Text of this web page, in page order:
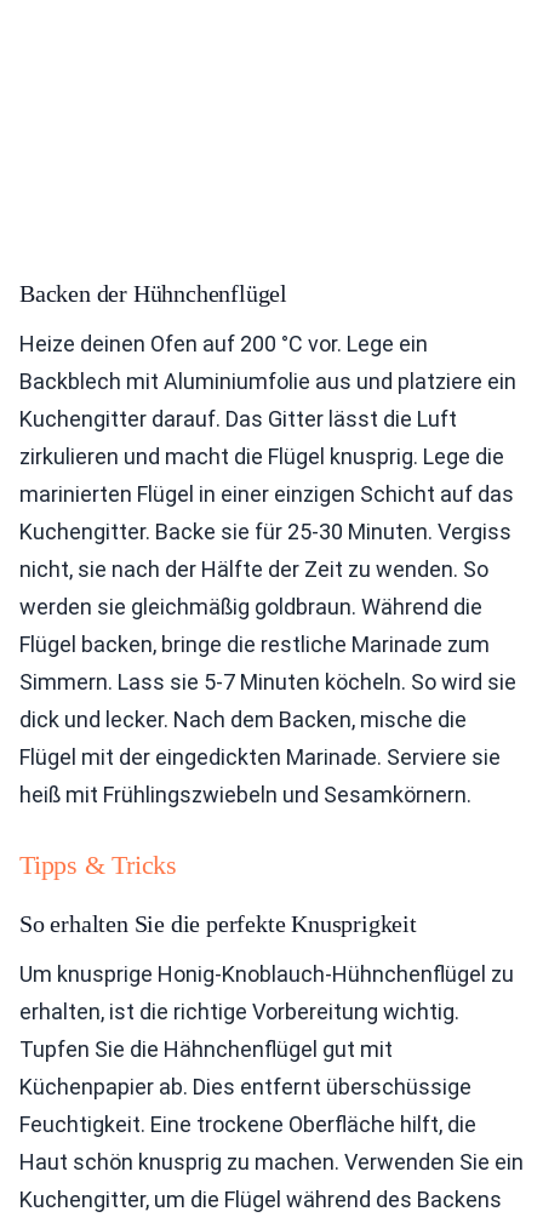
Backen der Hühnchenflügel
Heize deinen Ofen auf 200 °C vor. Lege ein
Backblech mit Aluminiumfolie aus und platziere ein
Kuchengitter darauf. Das Gitter lässt die Luft
zirkulieren und macht die Flügel knusprig. Lege die
marinierten Flügel in einer einzigen Schicht auf das
Kuchengitter. Backe sie für 25-30 Minuten. Vergiss
nicht, sie nach der Hälfte der Zeit zu wenden. So
werden sie gleichmäßig goldbraun. Während die
Flügel backen, bringe die restliche Marinade zum
Simmern. Lass sie 5-7 Minuten köcheln. So wird sie
dick und lecker. Nach dem Backen, mische die
Flügel mit der eingedickten Marinade. Serviere sie
heiß mit Frühlingszwiebeln und Sesamkörnern.
Tipps & Tricks
So erhalten Sie die perfekte Knusprigkeit
Um knusprige Honig-Knoblauch-Hühnchenflügel zu
erhalten, ist die richtige Vorbereitung wichtig.
Tupfen Sie die Hähnchenflügel gut mit
Küchenpapier ab. Dies entfernt überschüssige
Feuchtigkeit. Eine trockene Oberfläche hilft, die
Haut schön knusprig zu machen. Verwenden Sie ein
Kuchengitter, um die Flügel während des Backens